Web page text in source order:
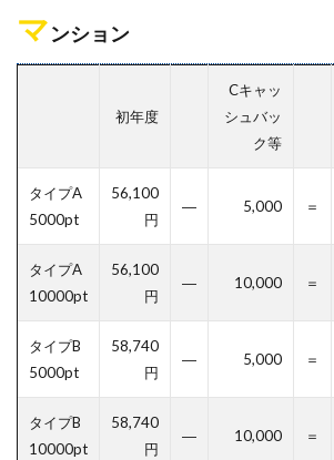
マンション
初年度
Cキャッ
シュバッ
ク等
タイプA
5000pt
56,100
円
― 5,000 ＝
タイプA
10000pt
56,100
円
― 10,000 ＝
タイプB
5000pt
58,740
円
― 5,000 ＝
タイプB
10000pt
58,740
円
― 10,000 ＝